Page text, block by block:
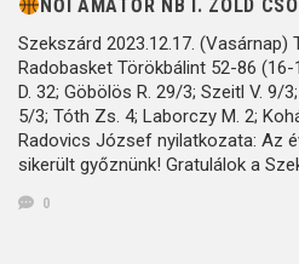
NŐI AMATŐR NB I. ZÖLD
Szekszárd 2023.12.17. (Vasárnap)
Radobasket Törökbálint 52-86
D. 32; Göbölös R. 29/3; Szeitl V. 9/
5/3; Tóth Zs. 4; Laborczy M. 2;
Radovics József nyilatkozata: Az
sikerült győznünk! Gratulálok a
0